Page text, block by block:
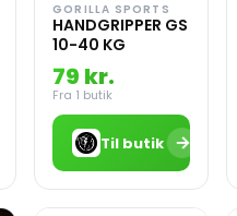
GORILLA SPORTS
HANDGRIPPER GS
10-40 KG
79 kr.
Fra 1 butik
Til butik →